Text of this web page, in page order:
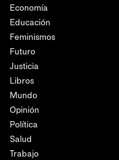
Economía
Educación
Feminismos
Futuro
Justicia
Libros
Mundo
Opinión
Política
Salud
Trabajo